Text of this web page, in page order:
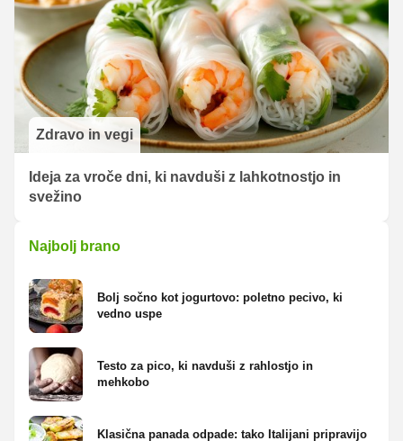
Zdravo in vegi
Ideja za vroče dni, ki navduši z lahkotnostjo in
svežino
Najbolj brano
Bolj sočno kot jogurtovo: poletno pecivo, ki
vedno uspe
Testo za pico, ki navduši z rahlostjo in
mehkobo
Klasična panada odpade: tako Italijani pripravijo